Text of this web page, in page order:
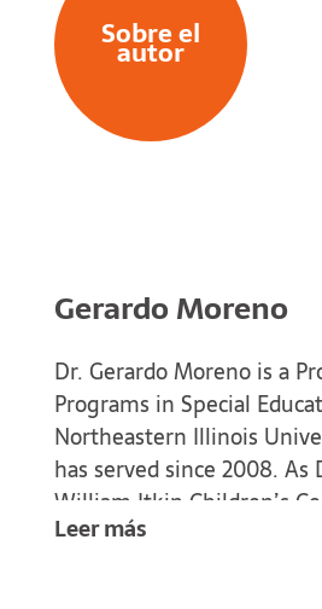
Sobre el
autor
Gerardo Moreno
Dr. Gerardo Moreno is a
Programs in Special
Northeastern Illinois
has served since 2008.
William Itkin Children’s
with Disabilities, he leads
Leer más